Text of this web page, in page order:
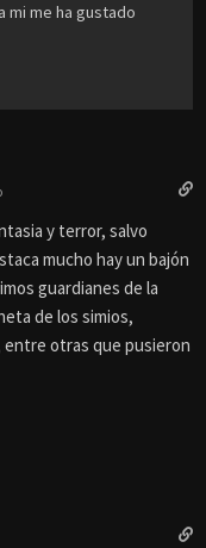
mi me ha gustado
y terror, salvo
mucho hay un bajón
guardianes de la
de los simios,
entre otras que pusieron